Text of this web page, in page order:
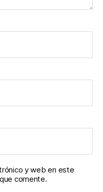
y web en este
comente.